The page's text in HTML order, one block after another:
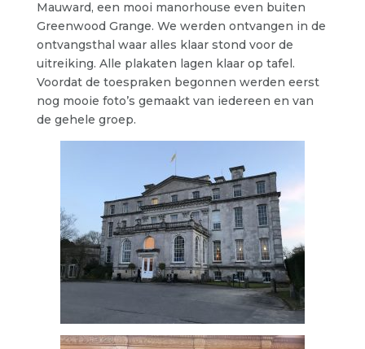
Mauward, een mooi manorhouse even buiten
Greenwood Grange. We werden ontvangen in de
ontvangsthal waar alles klaar stond voor de
uitreiking. Alle plakaten lagen klaar op tafel.
Voordat de toespraken begonnen werden eerst
nog mooie foto’s gemaakt van iedereen en van
de gehele groep.